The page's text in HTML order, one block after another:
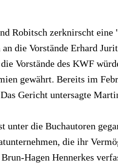
Robitsch zerknirscht
die Vorstände Erhard
Vorstände des KWF
gewährt. Bereits im
Gericht untersagte
unter die Buchautoren
die ihr
Hagen Hennerkes